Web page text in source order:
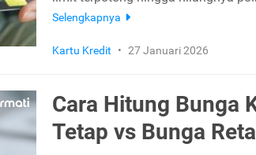
Selengkapnya
Kartu Kredit • 27 Januari 2026
Cara Hitung Bunga
Tetap vs Bunga